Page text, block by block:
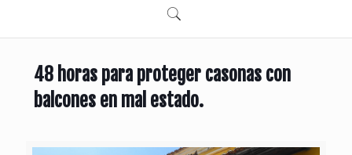
48 horas para proteger casonas con
balcones en mal estado.